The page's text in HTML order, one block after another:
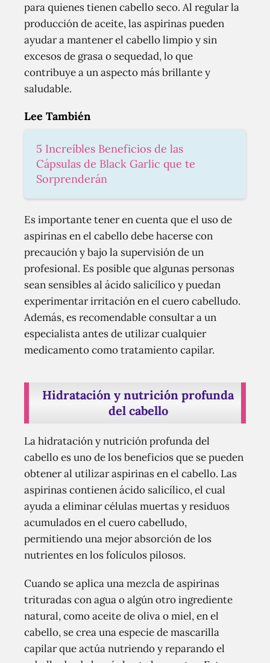
para quienes tienen cabello seco. Al regular la
producción de aceite, las aspirinas pueden
ayudar a mantener el cabello limpio y sin
excesos de grasa o sequedad, lo que
contribuye a un aspecto más brillante y
saludable.
Lee También
5 Increíbles Beneficios de las
Cápsulas de Black Garlic que te
Sorprenderán
Es importante tener en cuenta que el uso de
aspirinas en el cabello debe hacerse con
precaución y bajo la supervisión de un
profesional. Es posible que algunas personas
sean sensibles al ácido salicílico y puedan
experimentar irritación en el cuero cabelludo.
Además, es recomendable consultar a un
especialista antes de utilizar cualquier
medicamento como tratamiento capilar.
Hidratación y nutrición profunda
del cabello
La hidratación y nutrición profunda del
cabello es uno de los beneficios que se pueden
obtener al utilizar aspirinas en el cabello. Las
aspirinas contienen ácido salicílico, el cual
ayuda a eliminar células muertas y residuos
acumulados en el cuero cabelludo,
permitiendo una mejor absorción de los
nutrientes en los folículos pilosos.
Cuando se aplica una mezcla de aspirinas
trituradas con agua o algún otro ingrediente
natural, como aceite de oliva o miel, en el
cabello, se crea una especie de mascarilla
capilar que actúa nutriendo y reparando el